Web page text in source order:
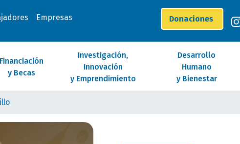
Empresas Donaciones
Financiación
y Becas
Investigación,
Innovación
y Emprendimiento
Desarrollo
Humano
y Bienestar